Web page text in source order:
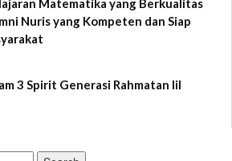
Matematika yang Berkualitas
Nuris yang Kompeten dan Siap
3 Spirit Generasi Rahmatan lil